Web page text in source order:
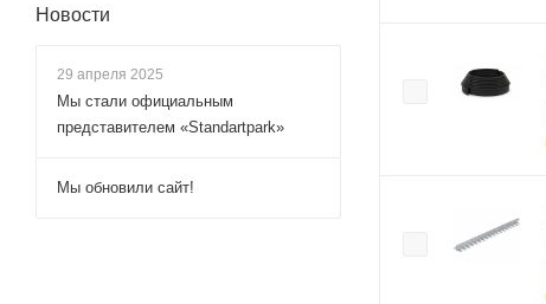
Новости
29 апреля 2025
Мы стали официальным
представителем «Standartpark»
Мы обновили сайт!